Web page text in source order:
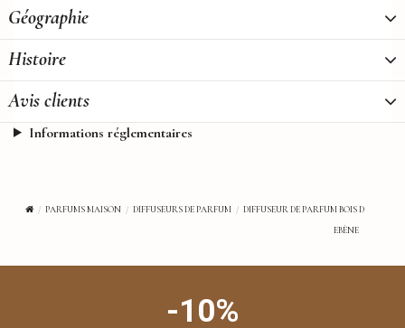
Géographie
Histoire
Avis clients
Informations réglementaires
PARFUMS MAISON DIFFUSEURS DE PARFUM
DIFFUSEUR DE PARFUM BOIS D
EBÈNE
-10%